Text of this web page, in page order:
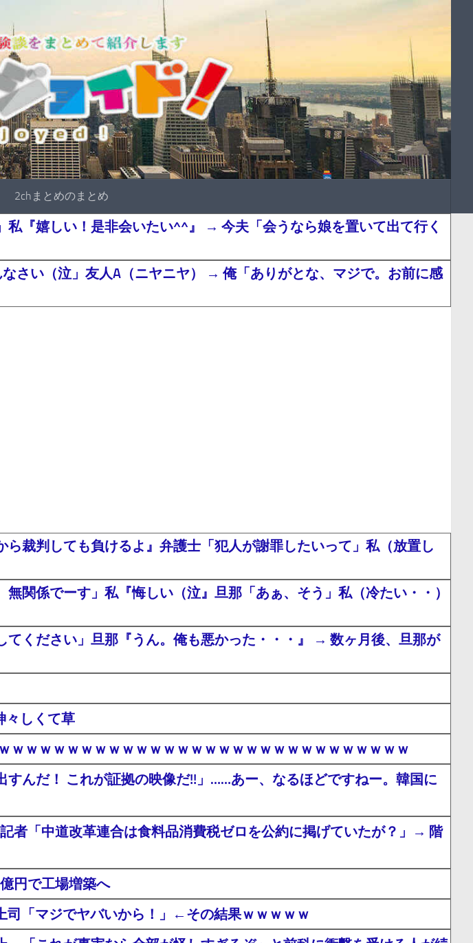
2chまとめのまとめ
『嬉しい！是非会いたい^^』 → 今夫「会うなら娘を置いて出て行く
さい（泣」友人A（ニヤニヤ） → 俺「ありがとな、マジで。お前に感
裁判しても負けるよ』弁護士「犯人が謝罪したいって」私（放置し
関係でーす」私『悔しい（泣』旦那「あぁ、そう」私（冷たい・・）
ください」旦那『うん。俺も悪かった・・・』 → 数ヶ月後、旦那が
々しくて草
ｗｗｗｗｗｗｗｗｗｗｗｗｗｗｗｗｗｗｗｗｗｗｗｗｗｗｗｗｗ
んだ！ これが証拠の映像だ!!」……あー、なるほどですねー。韓国に
者「中道改革連合は食料品消費税ゼロを公約に掲げていたが？」→ 階
円で工場増築へ
司「マジでヤバいから！」←その結果ｗｗｗｗｗ